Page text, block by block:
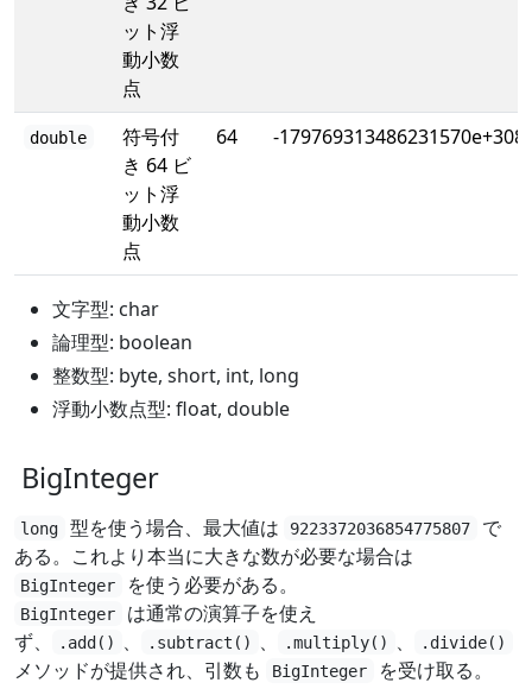
ット浮
動小数
点
double
符号付
き 64 ビ
ット浮
動小数
点
64 -
文字型: char
論理型: boolean
整数型: byte, short, int, long
浮動小数点型: float, double
BigInteger
long 型を使う場合、最大値は 9223372036854775807
で
ある。これより本当に大きな数が必要な場合は
BigInteger を使う必要がある。
BigInteger
は通常の演算子を使え
ず、
.add() 、 .subtract() 、 .multiply() 、 .divide()
メソッドが提供され、引数も BigInteger を受け取る。